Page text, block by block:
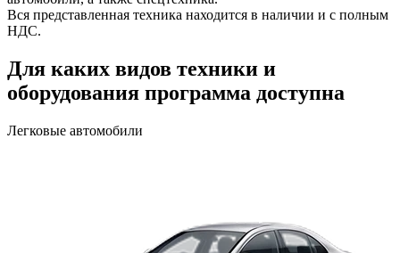
Вся представленная техника находится в наличии и с полным
НДС.
Для каких видов техники и
оборудования программа доступна
Легковые автомобили